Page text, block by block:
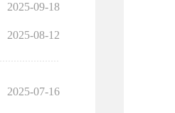
2025-09-18
2025-08-12
2025-07-16